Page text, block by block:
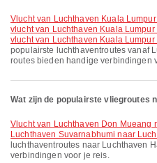
vlucht van Luchthaven Kuala
vlucht van Luchthaven Kuala
vlucht van Luchthaven Kuala
populairste luchthaventroutes vanaf
routes bieden handige verbindingen
Wat zijn de populairste vliegroutes
vlucht van Luchthaven Don
Luchthaven Suvarnabhumi naar
luchthaventroutes naar Luchthaven
verbindingen voor je reis.